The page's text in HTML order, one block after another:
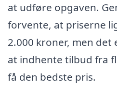
at udføre opgaven.
forvente, at priserne
2.000 kroner, men det
at indhente tilbud fra
få den bedste pris.